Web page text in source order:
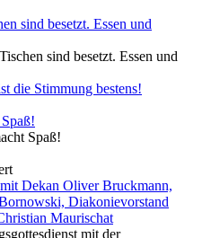
sind besetzt. Essen und
Spaß!
mit der